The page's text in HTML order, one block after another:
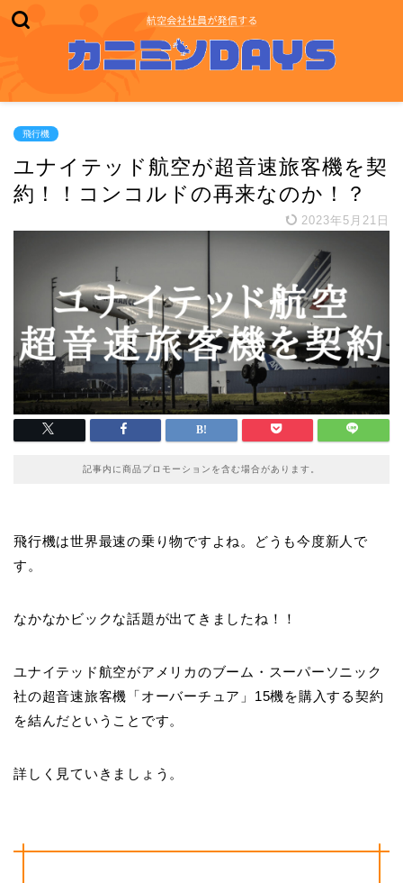
飛行機
ユナイテッド航空が超音速旅客機を契
約！！コンコルドの再来なのか！？
2023年5月21日
記事内に商品プロモーションを含む場合があります。
飛行機は世界最速の乗り物ですよね。どうも今度新人で
す。
なかなかビックな話題が出てきましたね！！
ユナイテッド航空がアメリカのブーム・スーパーソニック
社の超音速旅客機「オーバーチュア」15機を購入する契約
を結んだということです。
詳しく見ていきましょう。